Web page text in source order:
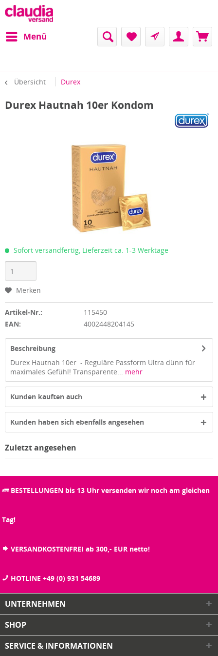
Menü
Übersicht Durex
Durex Hautnah 10er Kondom
Sofort versandfertig, Lieferzeit ca. 1-3 Werktage
Merken
Artikel-Nr.:
115450
EAN:
4002448204145
Beschreibung
Durex Hautnah 10er - Reguläre Passform Ultra dünn für
maximales Gefühl! Transparente... mehr
Kunden kauften auch
Kunden haben sich ebenfalls angesehen
Zuletzt angesehen
BESTELLUNGEN bis 13 Uhr versenden wir noch am gleichen
Tag!
VERSANDKOSTENFREI ab 300,- EUR netto!
HOTLINE +49 (0) 931 54689
UNTERNEHMEN
SHOP
SERVICE & INFORMATIONEN